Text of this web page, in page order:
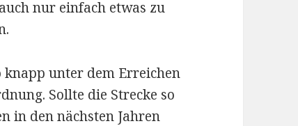
nur einfach etwas zu
knapp unter dem Erreichen
Sollte die Strecke so
in den nächsten Jahren